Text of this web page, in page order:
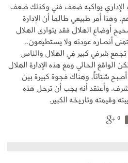
يواكبه ضعف فني وكذلك ضعف
وهذا أمر طبيعي طالما أن الإدارة
أوضاع الهلال فقد يتوارى الهلال
حتى يتمنى أنصاره عودته ولا يستطيعون..
شرفي كبير في الهلال والناس
الواقع الحالي ومع هذه الإدارة الهلال
شتاتاً، وهناك فجوة كبيرة بين
وأعتقد أنه يجب أن ترحل هذه
وقيمته وتاريخه الكبير.
0